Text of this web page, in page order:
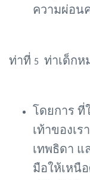
ความผ่อน
ท่าที่ 5 ท่าเด็กห
โดยการ ที่
เท้าของเ
เทพธิดา แ
มือให้เหนื